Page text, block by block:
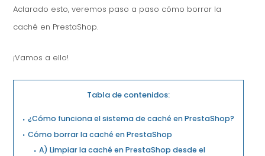
Aclarado esto, veremos paso a paso cómo borrar la
caché en PrestaShop.
¡Vamos a ello!
Tabla de contenidos:
¿Cómo funciona el sistema de caché en PrestaShop?
Cómo borrar la caché en PrestaShop
A) Limpiar la caché en PrestaShop desde el